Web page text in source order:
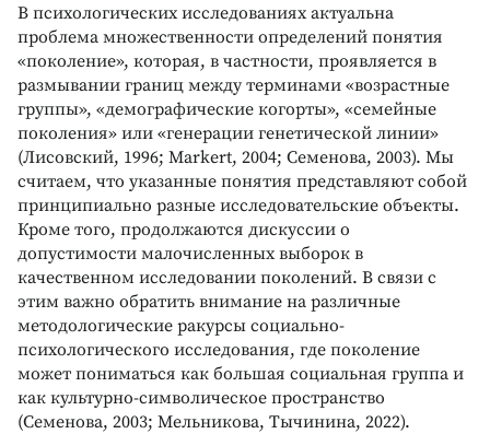
В психологических исследованиях актуальна
проблема множественности определений понятия
«поколение», которая, в частности, проявляется в
размывании границ между терминами «возрастные
группы», «демографические когорты», «семейные
поколения» или «генерации генетической линии»
(Лисовский, 1996; Markert, 2004; Семенова, 2003). Мы
считаем, что указанные понятия представляют собой
принципиально разные исследовательские объекты.
Кроме того, продолжаются дискуссии о
допустимости малочисленных выборок в
качественном исследовании поколений. В связи с
этим важно обратить внимание на различные
методологические ракурсы социально-
психологического исследования, где поколение
может пониматься как большая социальная группа и
как культурно-символическое пространство
(Семенова, 2003; Мельникова, Тычинина, 2022).